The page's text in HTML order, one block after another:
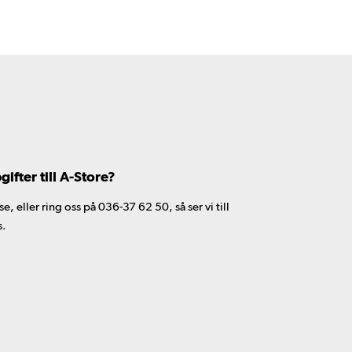
till A-Store?
eller ring oss på 036-37 62 50, så ser vi till